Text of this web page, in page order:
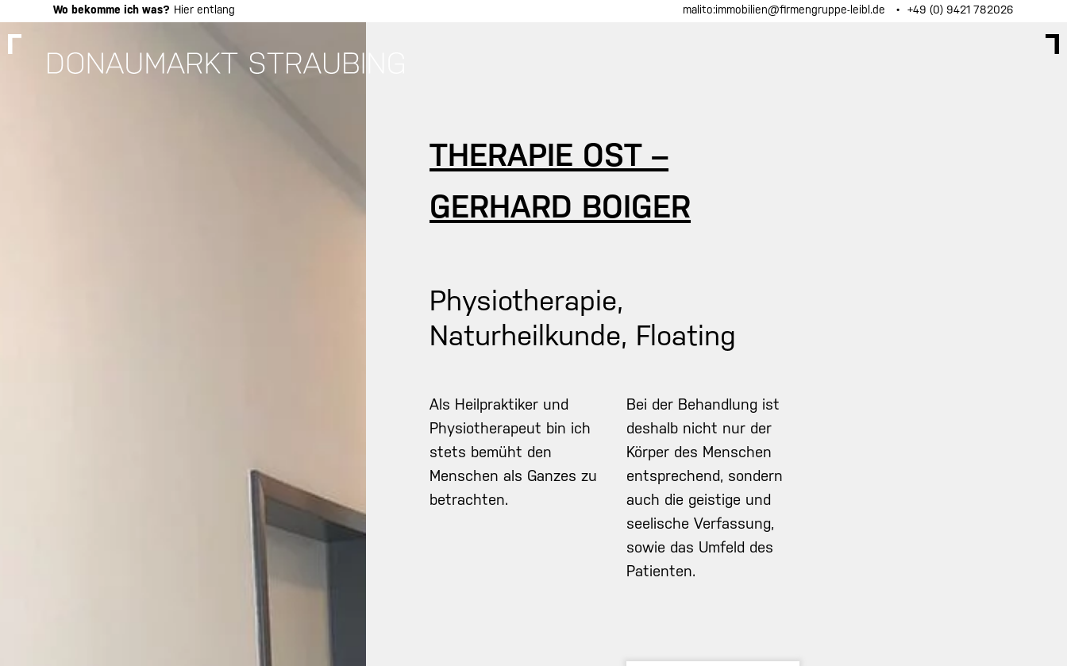
to
Wo bekomme ich was? Hier entlang malito:immobilien@firmengruppe-leibl.de +49 (0) 9421 782026
THERAPIE OST –
GERHARD BOIGER
Physiotherapie,
Naturheilkunde, Floating
Als Heilpraktiker und
Physiotherapeut bin ich
stets bemüht den
Menschen als Ganzes zu
betrachten.
Bei der Behandlung ist
deshalb nicht nur der
Körper des Menschen
entsprechend, sondern
auch die geistige und
seelische Verfassung,
sowie das Umfeld des
Patienten.